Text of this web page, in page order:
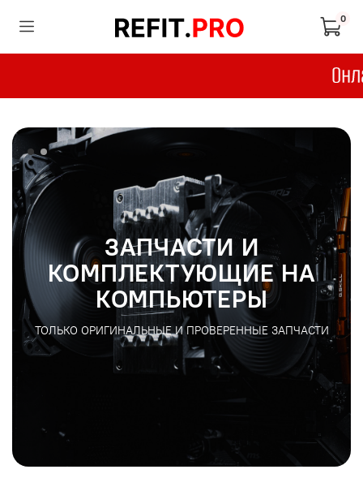
0
ЗАПЧАСТИ И
КОМПЛЕКТУЮЩИЕ НА
КОМПЬЮТЕРЫ
ТОЛЬКО ОРИГИНАЛЬНЫЕ И ПРОВЕРЕННЫЕ ЗАПЧАСТИ